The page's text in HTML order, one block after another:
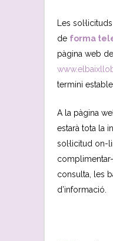
Les
de forma
pàgina web
termini
A la pàgina
estarà tota la
sol·licitud on-
consulta, les
d’informació.